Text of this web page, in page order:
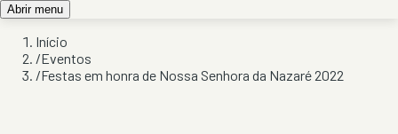
Abrir menu
Início
/Eventos
/Festas em honra de Nossa Senhora da Nazaré 2022